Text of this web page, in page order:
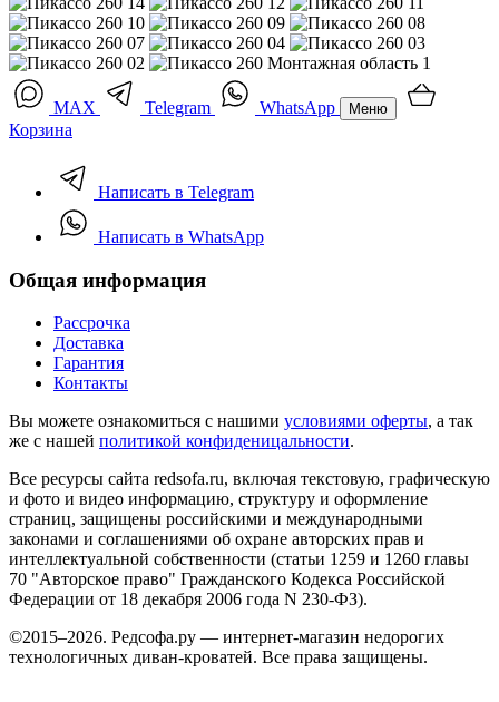
MAX Telegram WhatsApp Меню
Корзина
Написать в Telegram
Написать в WhatsApp
Общая информация
Рассрочка
Доставка
Гарантия
Контакты
Вы можете ознакомиться с нашими условиями оферты, а так
же с нашей политикой конфиденицальности.
Все ресурсы сайта redsofa.ru, включая текстовую, графическую
и фото и видео информацию, структуру и оформление
страниц, защищены российскими и международными
законами и соглашениями об охране авторских прав и
интеллектуальной собственности (статьи 1259 и 1260 главы
70 "Авторское право" Гражданского Кодекса Российской
Федерации от 18 декабря 2006 года N 230-ФЗ).
©2015–2026. Редсофа.ру — интернет-магазин недорогих
технологичных диван-кроватей. Все права защищены.